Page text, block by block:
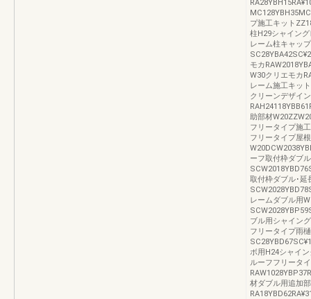
プ施工キット
柱H29シャイン
レーム柱キャッ
モカ
W30クリエモカ
レーム施工キッ
クリーンデザイ
助部材
フリータイプ施
フリータイプ屋
ーフ取付枠ダブ
取付枠ダブル･
レームダブル用
ブル用シャイン
フリータイプ雨
ボ用H24シャイ
ルーフフリータ
材ダブル用追加